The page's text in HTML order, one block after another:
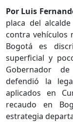
Por Luis
placa del
contra vehículos
Bogotá es
superficial y
Gobernador
defendió la
aplicados en
recaudo en
estrategia